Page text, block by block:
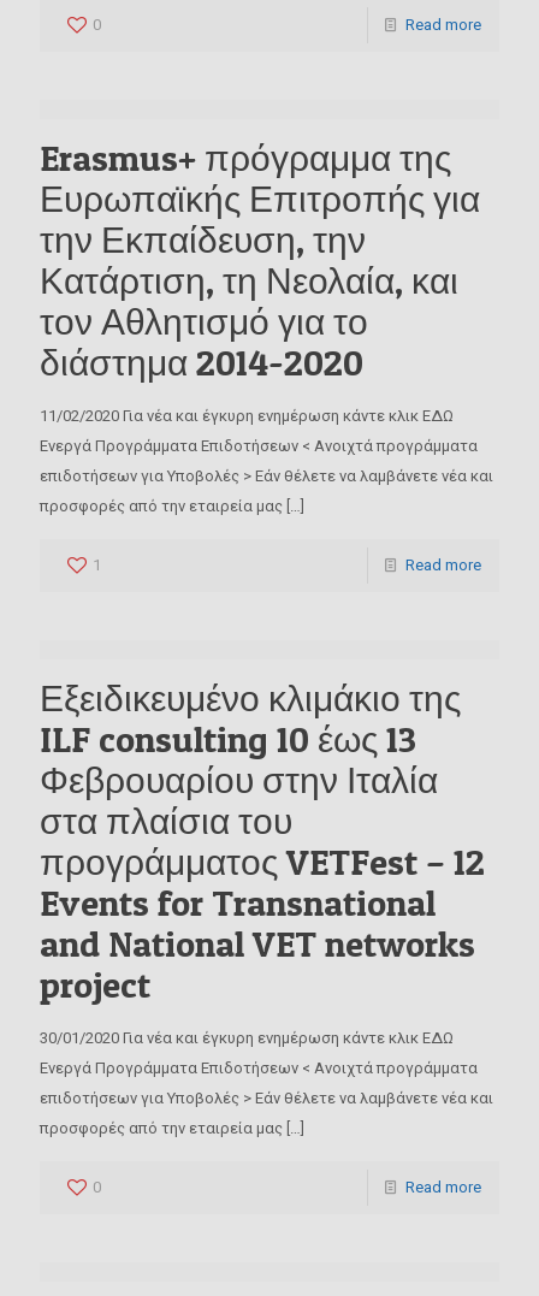
0 Read more
Erasmus+ πρόγραμμα της
Ευρωπαϊκής Επιτροπής για
την Εκπαίδευση, την
Κατάρτιση, τη Νεολαία, και
τον Αθλητισμό για το
διάστημα 2014-2020
11/02/2020 Για νέα και έγκυρη ενημέρωση κάντε κλικ ΕΔΩ
Ενεργά Προγράμματα Επιδοτήσεων < Ανοιχτά προγράμματα
επιδοτήσεων για Υποβολές > Εάν θέλετε να λαμβάνετε νέα και
προσφορές από την εταιρεία μας
1 Read more
Εξειδικευμένο κλιμάκιο της
ILF consulting 10 έως 13
Φεβρουαρίου στην Ιταλία
στα πλαίσια του
προγράμματος VETFest – 12
Events for Transnational
and National VET networks
project
30/01/2020 Για νέα και έγκυρη ενημέρωση κάντε κλικ ΕΔΩ
Ενεργά Προγράμματα Επιδοτήσεων < Ανοιχτά προγράμματα
επιδοτήσεων για Υποβολές > Εάν θέλετε να λαμβάνετε νέα και
προσφορές από την εταιρεία μας
0 Read more